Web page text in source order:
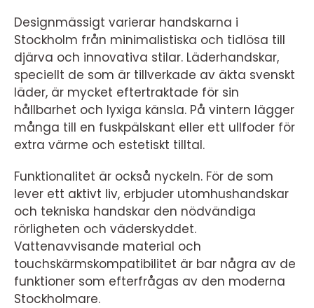
Designmässigt varierar handskarna i
Stockholm från minimalistiska och tidlösa till
djärva och innovativa stilar. Läderhandskar,
speciellt de som är tillverkade av äkta svenskt
läder, är mycket eftertraktade för sin
hållbarhet och lyxiga känsla. På vintern lägger
många till en fuskpälskant eller ett ullfoder för
extra värme och estetiskt tilltal.
Funktionalitet är också nyckeln. För de som
lever ett aktivt liv, erbjuder utomhushandskar
och tekniska handskar den nödvändiga
rörligheten och väderskyddet.
Vattenavvisande material och
touchskärmskompatibilitet är bar några av de
funktioner som efterfrågas av den moderna
Stockholmare.